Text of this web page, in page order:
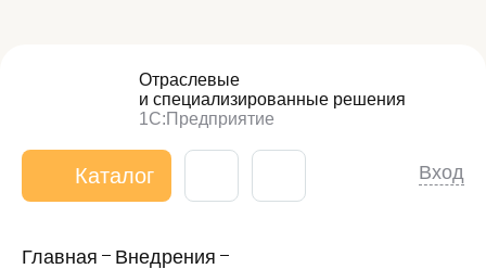
Отраслевые
и специализированные решения
1С:Предприятие
Каталог Вход
Главная
Внедрения